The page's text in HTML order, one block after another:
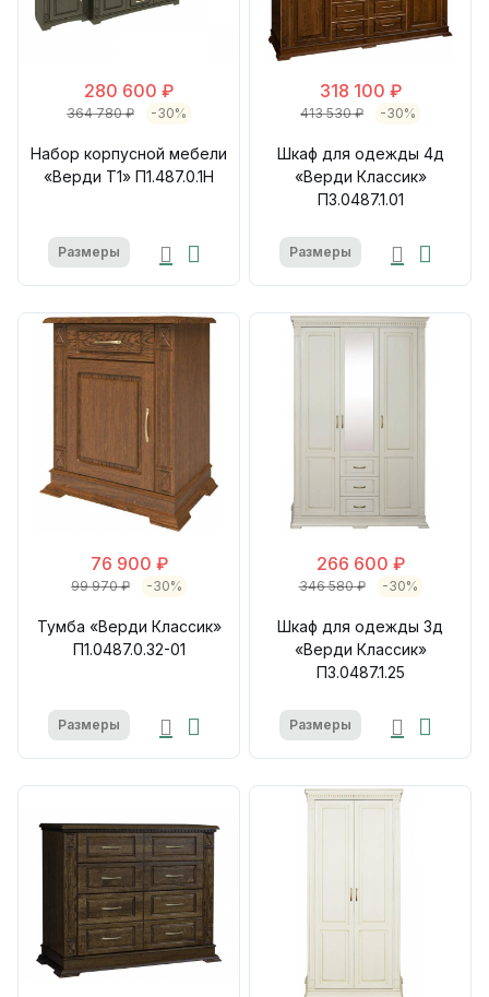
280 600 ₽
364 780 ₽ -30%
Набор корпусной мебели
«Верди Т1» П1.487.0.1Н
Размеры
318 100 ₽
413 530 ₽ -30%
Шкаф для одежды 4д
«Верди Классик»
П3.0487.1.01
Размеры
76 900 ₽
99 970 ₽ -30%
Тумба «Верди Классик»
П1.0487.0.32-01
Размеры
266 600 ₽
346 580 ₽ -30%
Шкаф для одежды 3д
«Верди Классик»
П3.0487.1.25
Размеры